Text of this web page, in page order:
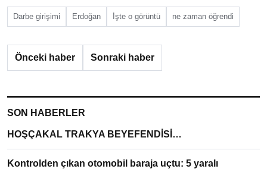
Darbe girişimi Erdoğan İşte o görüntü ne zaman öğrendi
Önceki haber Sonraki haber
SON HABERLER
HOŞÇAKAL TRAKYA BEYEFENDİSİ…
Kontrolden çıkan otomobil baraja uçtu: 5 yaralı